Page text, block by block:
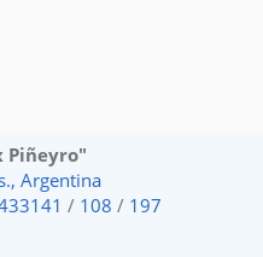
Piñeyro"
Argentina
/ 108 / 197